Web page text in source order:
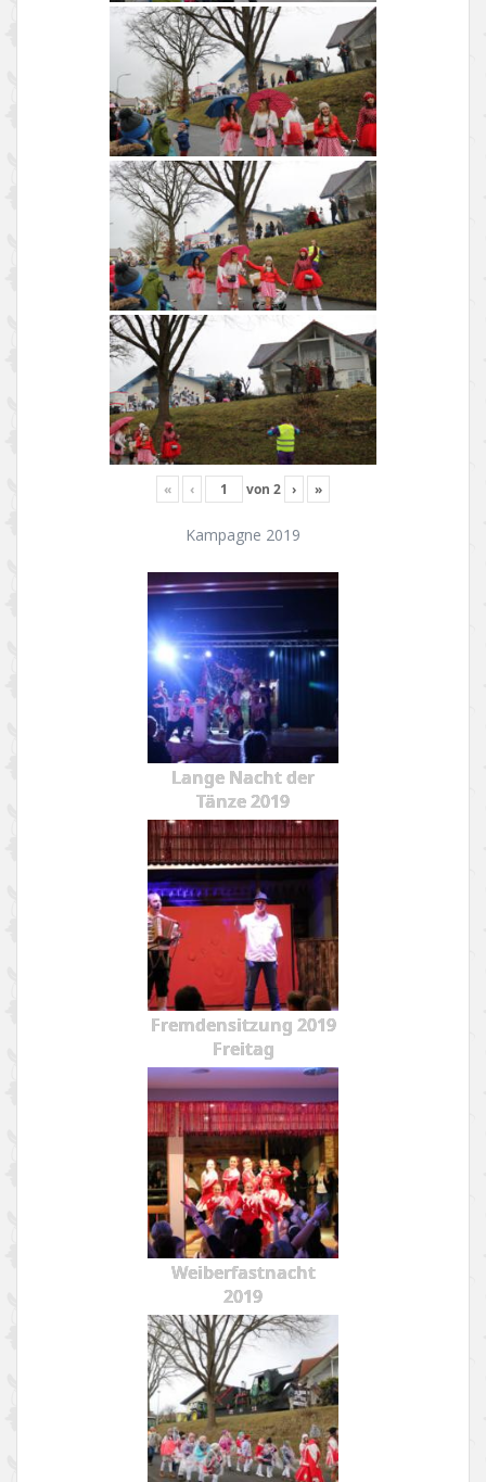
« ‹ von 2 › »
Kampagne 2019
Lange Nacht der
Tänze 2019
Fremdensitzung 2019
Freitag
Weiberfastnacht
2019